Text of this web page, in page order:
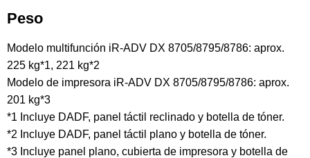
Peso
Modelo multifunción iR-ADV DX 8705/8795/8786: aprox.
225 kg*1, 221 kg*2
Modelo de impresora iR-ADV DX 8705/8795/8786: aprox.
201 kg*3
*1 Incluye DADF, panel táctil reclinado y botella de tóner.
*2 Incluye DADF, panel táctil plano y botella de tóner.
*3 Incluye panel plano, cubierta de impresora y botella de